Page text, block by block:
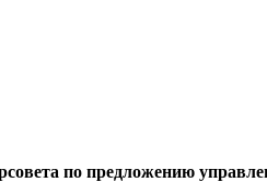
по предложению